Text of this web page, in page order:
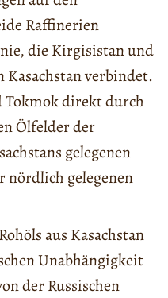
Raffinerien
die Kirgisistan und
verbindet.
Tokmok direkt durch
Ölfelder der
gelegenen
nördlich gelegenen
aus Kasachstan
Unabhängigkeit
der Russischen